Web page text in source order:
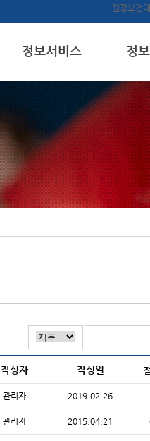
원광보건
정보서비스 정
작성자 작성일
관리자 2019.02.26
관리자 2015.04.21